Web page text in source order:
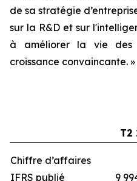
de sa stratégie
sur la R&D et sur
à améliorer la vie
croissance convaincante. »
T2
Chiffre d’affaires
IFRS publié
9